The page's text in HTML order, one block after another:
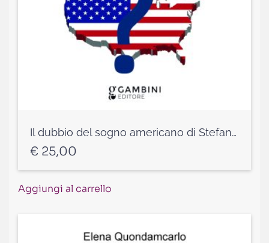
Il dubbio del sogno americano di Stefano de Falco
€ 25,00
Aggiungi al carrello